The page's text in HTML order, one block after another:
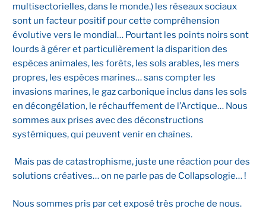
multisectorielles, dans le monde.) les réseaux sociaux
sont un facteur positif pour cette compréhension
évolutive vers le mondial… Pourtant les points noirs sont
lourds à gérer et particulièrement la disparition des
espèces animales, les forêts, les sols arables, les mers
propres, les espèces marines… sans compter les
invasions marines, le gaz carbonique inclus dans les sols
en décongélation, le réchauffement de l’Arctique… Nous
sommes aux prises avec des déconstructions
systémiques, qui peuvent venir en chaînes.
Mais pas de catastrophisme, juste une réaction pour des
solutions créatives… on ne parle pas de Collapsologie… !
Nous sommes pris par cet exposé très proche de nous.